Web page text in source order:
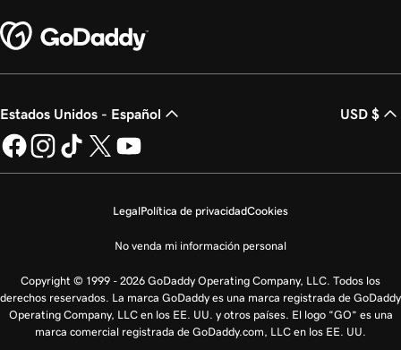
Estados Unidos - Español USD $
LegalPolítica de privacidadCookies
No venda mi información personal
Copyright © 1999 - 2026 GoDaddy Operating Company, LLC. Todos los
derechos reservados. La marca GoDaddy es una marca registrada de GoDaddy
Operating Company, LLC en los EE. UU. y otros países. El logo “GO” es una
marca comercial registrada de GoDaddy.com, LLC en los EE. UU.